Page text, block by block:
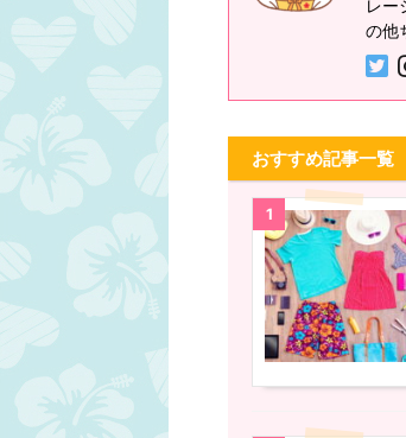
レー
の他
おすすめ記事一覧
1